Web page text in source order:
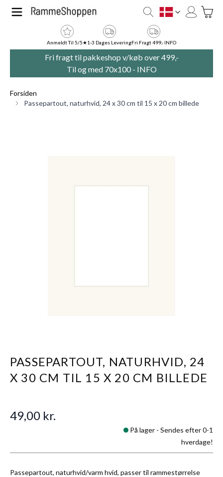
Skip to Content
DK
Anmeldt Til 5/5★1-3 Dages LeveringFri Fragt 499,- INFO
Fri fragt til pakkeshop v/køb over 499,-
Til og med 70x100 - INFO
Forsiden
Passepartout, naturhvid, 24 x 30 cm til 15 x 20 cm billede
PASSEPARTOUT, NATURHVID, 24
X 30 CM TIL 15 X 20 CM BILLEDE
Passepartout, naturhvid/varm hvid, passer til rammestørrelse
49,00 kr.
På lager - Sendes efter 0-1
hverdage!